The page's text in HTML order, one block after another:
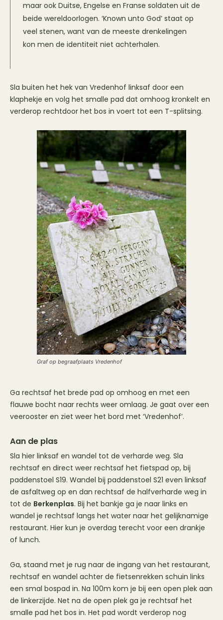
maar ook Duitse, Engelse en Franse soldaten uit de
beide wereldoorlogen. ‘Known unto God’ staat op
veel stenen, want van de meeste drenkelingen
kon men de identiteit niet achterhalen.
Sla buiten het hek van Vredenhof linksaf door een
klaphekje en volg het smalle pad dat omhoog kronkelt en
verderop rechtdoor het bos in voert tot een T-splitsing.
Graf op begraafplaats Vredenhof
Ga rechtsaf het brede pad op omhoog en met een
flauwe bocht naar rechts weer omlaag. Je gaat over een
veerooster en ziet weer het bord met ‘Vredenhof’.
Aan de plas
Sla hier linksaf en wandel tot de verharde weg. Sla
rechtsaf en direct weer rechtsaf het fietspad op, bij
paddenstoel S19. Wandel bij paddenstoel S21 even linksaf
de asfaltweg op en dan rechtsaf de halfverharde weg in
tot de Berkenplas. Bij het bankje ga je naar links en
wandel je rechtsaf langs het water naar het gelijknamige
restaurant. Hier kun je overdag terecht voor een drankje
of lunch.
Ga, staand met je rug naar de ingang van het restaurant,
rechtsaf en wandel achter de fietsenrekken schuin links
een smal bospad in. Na 100m kom je bij een open plek aan
de linkerzijde. Net na de open plek ga je rechtsaf het
smalle pad het bos in. Het pad wordt verderop nog